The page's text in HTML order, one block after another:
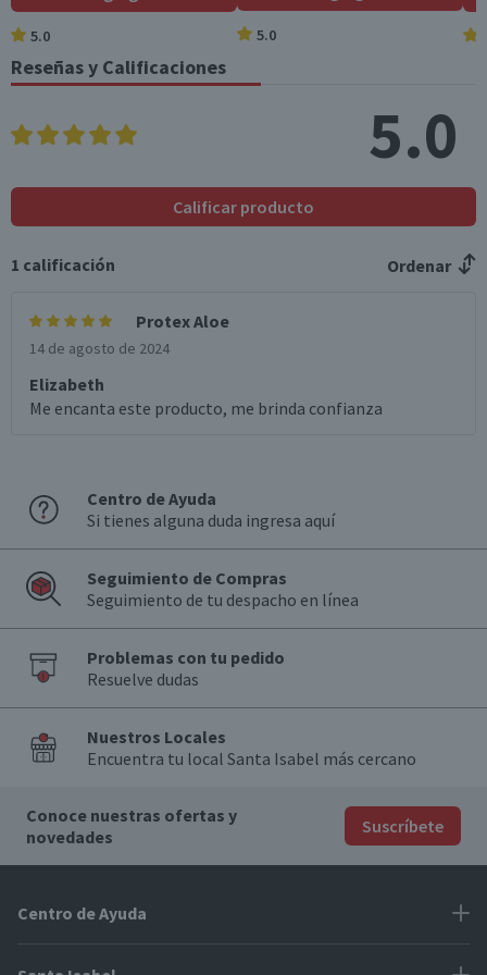
Válida hasta su fecha de caducidad
5.0 5.0
Reseñas y Calificaciones
5.0
Calificar producto
1 calificación Ordenar
Protex Aloe
14 de agosto de 2024
Elizabeth
Me encanta este producto, me brinda confianza
Centro de Ayuda
Si tienes alguna duda ingresa aquí
Seguimiento de Compras
Seguimiento de tu despacho en línea
Problemas con tu pedido
Resuelve dudas
Nuestros Locales
Encuentra tu local Santa Isabel más cercano
Conoce nuestras ofertas y
novedades
Suscríbete
Centro de Ayuda